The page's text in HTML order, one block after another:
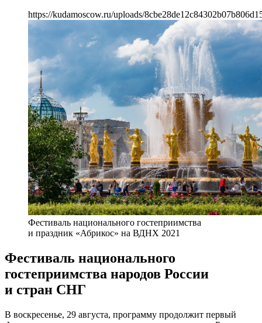
https://kudamoscow.ru/uploads/
Фестиваль национального гостеприимства
и праздник «Абрикос» на ВДНХ 2021
Фестиваль национального
гостеприимства народов России
и стран СНГ
В воскресенье, 29 августа, программу продолжит первый